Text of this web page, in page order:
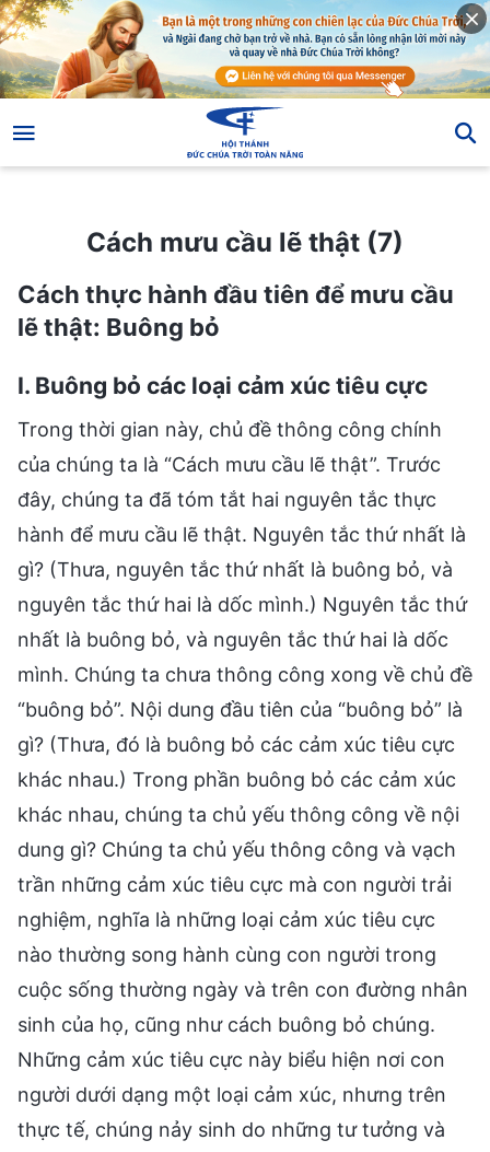
Cách mưu cầu lẽ thật (7)
Cách thực hành đầu tiên để mưu cầu
lẽ thật: Buông bỏ
I. Buông bỏ các loại cảm xúc tiêu cực
Trong thời gian này, chủ đề thông công chính
của chúng ta là “Cách mưu cầu lẽ thật”. Trước
đây, chúng ta đã tóm tắt hai nguyên tắc thực
hành để mưu cầu lẽ thật. Nguyên tắc thứ nhất là
gì? (Thưa, nguyên tắc thứ nhất là buông bỏ, và
nguyên tắc thứ hai là dốc mình.) Nguyên tắc thứ
nhất là buông bỏ, và nguyên tắc thứ hai là dốc
mình. Chúng ta chưa thông công xong về chủ đề
“buông bỏ”. Nội dung đầu tiên của “buông bỏ” là
gì? (Thưa, đó là buông bỏ các cảm xúc tiêu cực
khác nhau.) Trong phần buông bỏ các cảm xúc
khác nhau, chúng ta chủ yếu thông công về nội
dung gì? Chúng ta chủ yếu thông công và vạch
trần những cảm xúc tiêu cực mà con người trải
nghiệm, nghĩa là những loại cảm xúc tiêu cực
nào thường song hành cùng con người trong
cuộc sống thường ngày và trên con đường nhân
sinh của họ, cũng như cách buông bỏ chúng.
Những cảm xúc tiêu cực này biểu hiện nơi con
người dưới dạng một loại cảm xúc, nhưng trên
thực tế, chúng nảy sinh do những tư tưởng và